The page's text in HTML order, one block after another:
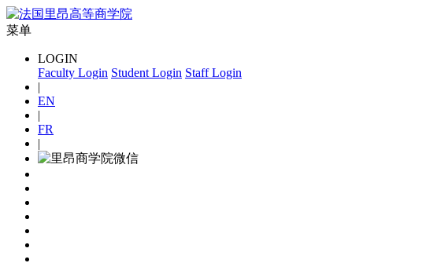
菜单
LOGIN
Faculty Login Student Login Staff Login
|
EN
|
FR
|